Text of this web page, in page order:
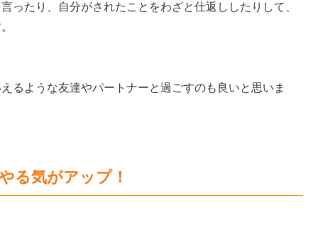
ったり、自分がされたことをわざと仕返ししたりして、
るような友達やパートナーと過ごすのも良いと思いま
る気がアップ！